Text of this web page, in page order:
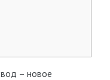
– новое